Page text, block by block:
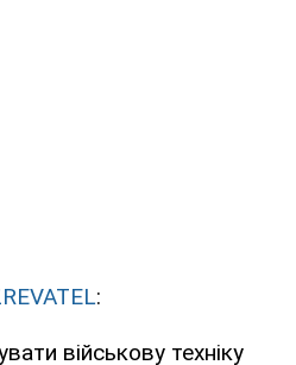
:
військову техніку